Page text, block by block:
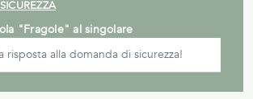
"Fragole" al singolare